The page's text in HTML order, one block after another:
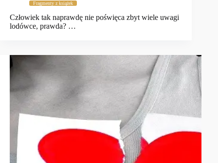
Fragmenty z książek
Człowiek tak naprawdę nie poświęca zbyt wiele uwagi
lodówce, prawda? …